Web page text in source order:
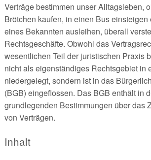
Verträge bestimmen unser Alltagsleben,
Brötchen kaufen, in einen Bus einsteigen
eines Bekannten ausleihen, überall
Rechtsgeschäfte. Obwohl das
wesentlichen Teil der juristischen Praxis
nicht als eigenständiges Rechtsgebiet in
niedergelegt, sondern ist in das
(BGB) eingeflossen. Das BGB enthält in
grundlegenden Bestimmungen über das
von Verträgen.
Inhalt